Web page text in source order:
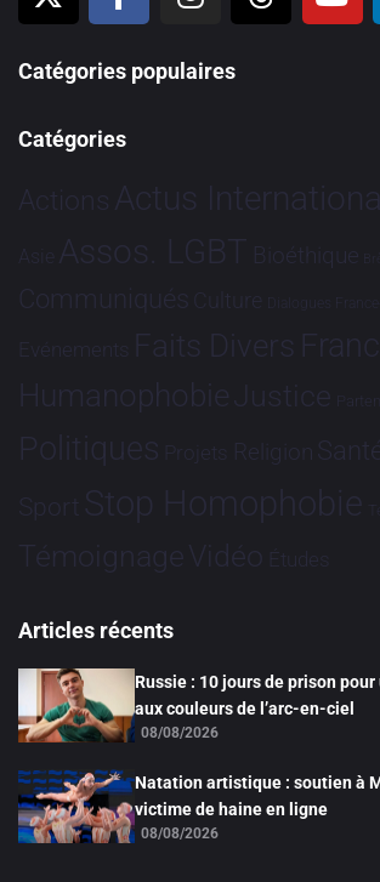
Catégories populaires
Catégories
Actions Actus
Asie Assos. LGBT Bioéthique
Communiqués Culture Dialogues
Evénements Faits Divers
HumanophobieJustice
Politiques Projets Religion
Sport Stop Homophobie
TémoignageVidéo Études
Articles récents
Russie : 10 jours de prison pour
aux couleurs de l’arc-en-ciel
08/08/2026
Natation artistique : soutien à
victime de haine en ligne
08/08/2026